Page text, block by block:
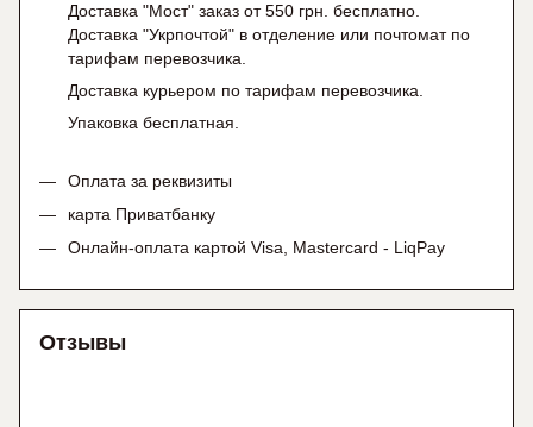
Доставка "Мост" заказ от 550 грн. бесплатно.
Доставка "Укрпочтой" в отделение или почтомат по
тарифам перевозчика.
Доставка курьером по тарифам перевозчика.
Упаковка бесплатная.
Оплата за реквизиты
карта Приватбанку
Онлайн-оплата картой Visa, Mastercard - LiqPay
Отзывы